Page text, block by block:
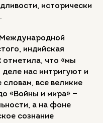
исторически
индийская
отметила, что «мы
нас интригуют и
все великие
«Войны и мира» —
а на фоне
сознание